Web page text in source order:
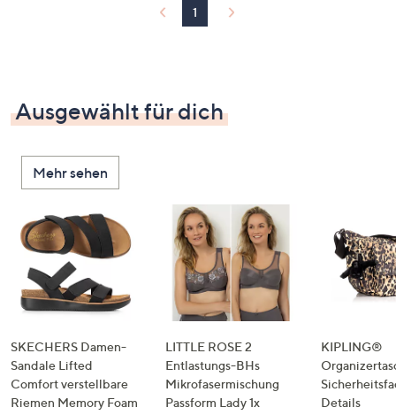
1
Ausgewählt für dich
Mehr sehen
SKECHERS Damen-
Sandale Lifted
Comfort verstellbare
Riemen Memory Foam
LITTLE ROSE 2
Entlastungs-BHs
Mikrofasermischung
Passform Lady 1x
KIPLING®
Details